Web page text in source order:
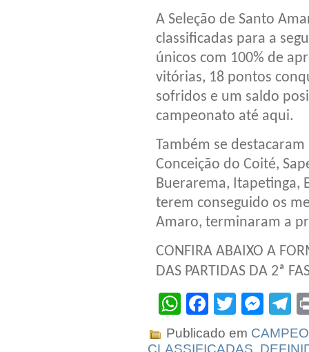
A Seleção de Santo
classificadas para a
únicos com 100% de
vitórias, 18 pontos
sofridos e um saldo
campeonato até aqui.
Também se
Conceição do Coité,
Buerarema, Itapetinga,
terem conseguido os
Amaro, terminaram a
CONFIRA ABAIXO A
DAS PARTIDAS DA 2ª
WhatsApp
Facebook
Twitter
Publicado em